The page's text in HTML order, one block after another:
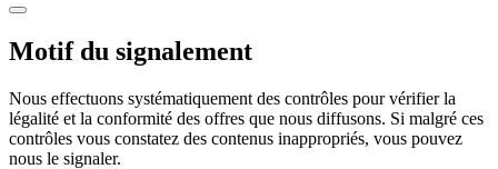
Motif du signalement
Nous effectuons systématiquement des contrôles pour vérifier la
légalité et la conformité des offres que nous diffusons. Si malgré ces
contrôles vous constatez des contenus inappropriés, vous pouvez
nous le signaler.